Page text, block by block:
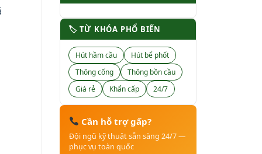
🏷 TỪ KHÓA PHỔ BIẾN
Hút hầm cầu
Hút bể phốt
Thông cống
Thông bồn cầu
Giá rẻ
Khẩn cấp 24/7
Cần hỗ trợ gấp?
Đội ngũ kỹ thuật sẵn sàng 24/7 —
phục vụ toàn quốc